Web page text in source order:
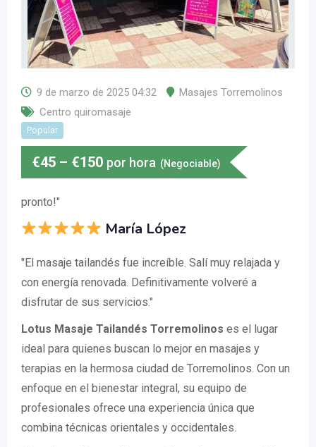
9 de marzo de 2025 04:32
Masajes Torremolinos
Centro quiromasaje
Popular
€45 – €150 por hora (Negociable)
pronto!"
María López
"El masaje tailandés fue increíble. Salí muy relajada y
con energía renovada. Definitivamente volveré a
disfrutar de sus servicios."
Lotus Masaje Tailandés Torremolinos es el lugar
ideal para quienes buscan lo mejor en masajes y
terapias en la hermosa ciudad de Torremolinos. Con un
enfoque en el bienestar integral, su equipo de
profesionales ofrece una experiencia única que
combina técnicas orientales y occidentales.